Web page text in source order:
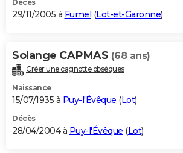
Décès
29/11/2005 à Fumel (Lot-et-Garonne)
Solange CAPMAS (68 ans)
Créer une cagnotte obsèques
Naissance
15/07/1935 à Puy-l'Évêque (Lot)
Décès
28/04/2004 à Puy-l'Évêque (Lot)